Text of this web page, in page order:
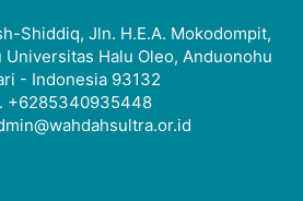
Shiddiq, Jln. H.E.A. Mokodompit,
Universitas Halu Oleo, Anduonohu
- Indonesia 93132
+6285340935448